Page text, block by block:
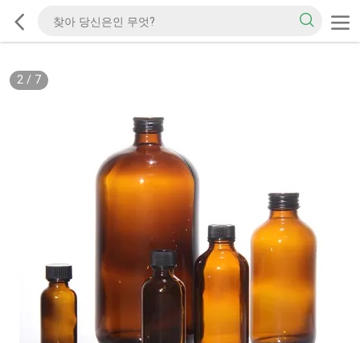
2/ 7